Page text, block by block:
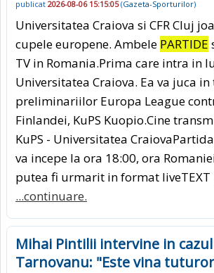
publicat 2026-08-06 15:15:05(Gazeta-Sporturilor)
Universitatea Craiova si CFR Cluj
cupele europene. Ambele PARTIDE
TV in Romania.Prima care intra in
Universitatea Craiova. Ea va juca
preliminariilor Europa League
Finlandei, KuPS Kuopio.Cine
KuPS - Universitatea
va incepe la ora 18:00, ora
putea fi urmarit in format liveTEXT
...continuare.
Mihai Pintilii intervine in
Tarnovanu: "Este vina